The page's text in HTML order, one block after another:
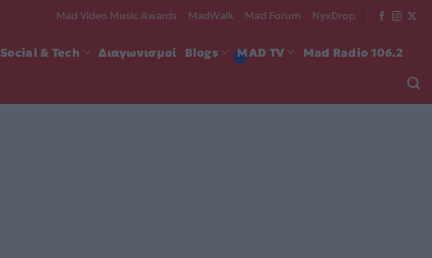
Mad Video Music Awards MadWalk Mad Forum NyxDrop
Social & Tech Διαγωνισμοί Blogs MAD TV Mad Radio 106.2